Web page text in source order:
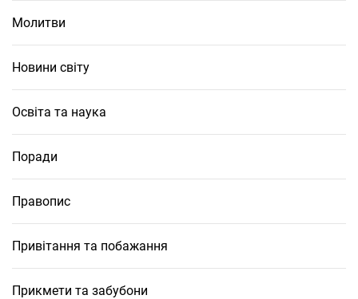
Молитви
Новини світу
Освіта та наука
Поради
Правопис
Привітання та побажання
Прикмети та забубони